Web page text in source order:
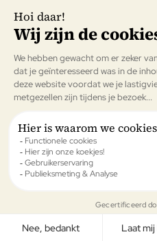
Ik ga ermee akkoord om de
ontvangen.
All rights reserved